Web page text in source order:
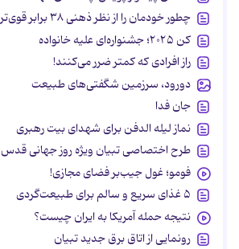
چطور خودمان را از نظر ذهنی ۳۸ برابر قوی‌تر کنیم؟
کن ۲۰۲۵؛ جشنواره‌ای علیه خانواده
راز افرادی که کمتر ضرر می‌کنند!
دورود، سرزمین شگفتی‌های طبیعت
جان فدا
نماز لیله الدفن برای شهدای بیت رهبری
طرح اختصاصی تبیان ویژه روز جهانی قدس
فومو؛ غول جیب‌بر فضای مجازی!
۵ غذای سریع و سالم برای طبیعت‌گردی
نتیجه حمله آمریکا به ایران چیست؟
رونمایی از اتاق برق جدید تبیان